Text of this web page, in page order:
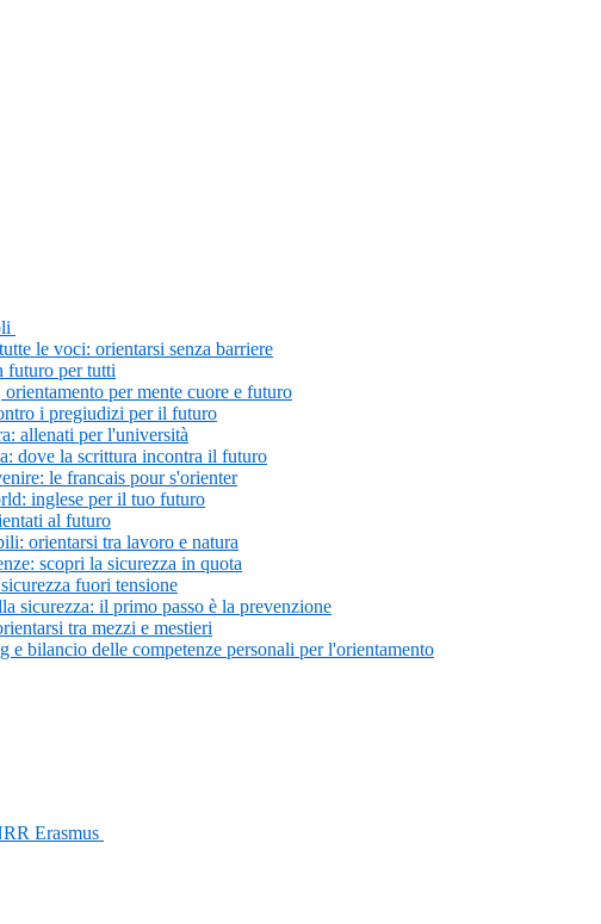
le voci: orientarsi senza barriere
futuro per tutti
per mente cuore e futuro
i pregiudizi per il futuro
allenati per l'università
dove la scrittura incontra il futuro
le francais pour s'orienter
inglese per il tuo futuro
al futuro
orientarsi tra lavoro e natura
scopri la sicurezza in quota
fuori tensione
sicurezza: il primo passo è la prevenzione
tra mezzi e mestieri
e bilancio delle competenze personali per l'orientamento
Erasmus